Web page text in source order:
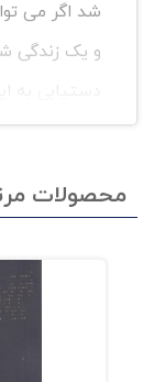
شد اگر می
و یک زندگی
دستیابی
بلکه نتیجه
التحصیل از
اختیار
سیگل" یکی از
گیری علوم
محصولات